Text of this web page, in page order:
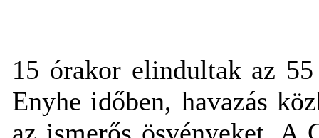
15 órakor elindultak az
Enyhe időben, havazás